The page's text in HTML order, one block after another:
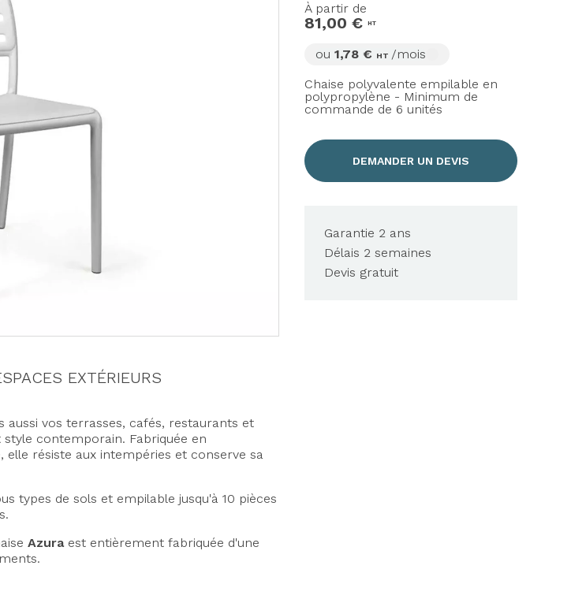
À partir de
81,00 € HT
ou 1,78 € HT /mois
Chaise polyvalente empilable en
polypropylène - Minimum de
commande de 6 unités
DEMANDER UN DEVIS
Garantie 2 ans
Délais 2 semaines
Devis gratuit
EXTÉRIEURS
aussi vos terrasses, cafés, restaurants et
contemporain. Fabriquée en
résiste aux intempéries et conserve sa
types de sols et empilable jusqu'à 10 pièces
Azuraest entièrement fabriquée d'une